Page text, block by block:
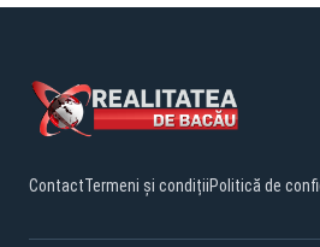
ContactTermeni și condițiiPolitică de